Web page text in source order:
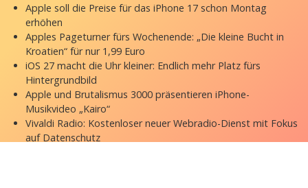
Apple soll die Preise für das iPhone 17 schon Montag
erhöhen
Apples Pageturner fürs Wochenende: „Die kleine Bucht in
Kroatien“ für nur 1,99 Euro
iOS 27 macht die Uhr kleiner: Endlich mehr Platz fürs
Hintergrundbild
Apple und Brutalismus 3000 präsentieren iPhone-
Musikvideo „Kairo“
Vivaldi Radio: Kostenloser neuer Webradio-Dienst mit Fokus
auf Datenschutz